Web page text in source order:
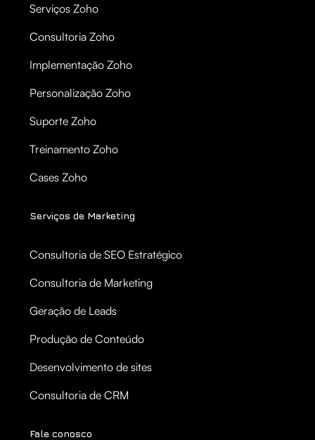
Serviços Zoho
Consultoria Zoho
Implementação Zoho
Personalização Zoho
Suporte Zoho
Treinamento Zoho
Cases Zoho
Serviços de Marketing
Consultoria de SEO Estratégico
Consultoria de Marketing
Geração de Leads
Produção de Conteúdo
Desenvolvimento de sites
Consultoria de CRM
Fale conosco